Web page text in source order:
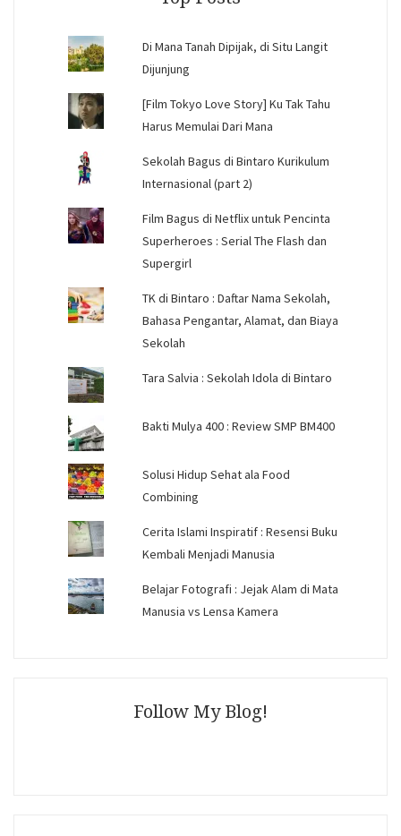
Di Mana Tanah Dipijak, di Situ Langit
Dijunjung
[Film Tokyo Love Story] Ku Tak Tahu
Harus Memulai Dari Mana
Sekolah Bagus di Bintaro Kurikulum
Internasional (part 2)
Film Bagus di Netflix untuk Pencinta
Superheroes : Serial The Flash dan
Supergirl
TK di Bintaro : Daftar Nama Sekolah,
Bahasa Pengantar, Alamat, dan Biaya
Sekolah
Tara Salvia : Sekolah Idola di Bintaro
Bakti Mulya 400 : Review SMP BM400
Solusi Hidup Sehat ala Food
Combining
Cerita Islami Inspiratif : Resensi Buku
Kembali Menjadi Manusia
Belajar Fotografi : Jejak Alam di Mata
Manusia vs Lensa Kamera
Follow My Blog!